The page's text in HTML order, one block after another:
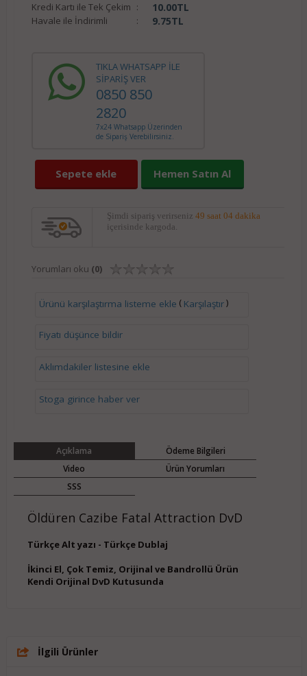
Kredi Kartı ile Tek Çekim : 10.00TL
Havale ile İndirimli : 9.75TL
TIKLA WHATSAPP İLE
SİPARİŞ VER
0850 850
2820
7x24 Whatsapp Üzerinden
de Sipariş Verebilirsiniz.
Sepete ekle Hemen Satın Al
Şimdi sipariş verirseniz 49 saat 03 dakika
içerisinde kargoda.
Yorumları oku (0)
Ürünü karşılaştırma listeme ekle ( Karşılaştır)
Fiyatı düşünce bildir
Aklımdakiler listesine ekle
Stoga girince haber ver
Açıklama
Ödeme Bilgileri
Video
Ürün Yorumları
SSS
Öldüren Cazibe Fatal Attraction DvD
Türkçe Alt yazı - Türkçe Dublaj
İkinci El, Çok Temiz, Orijinal ve Bandrollü Ürün
Kendi Orijinal DvD Kutusunda
İlgili Ürünler